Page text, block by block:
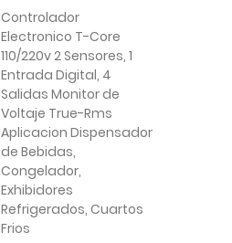
Controlador
Electronico T-Core
110/220v 2 Sensores, 1
Entrada Digital, 4
Salidas Monitor de
Voltaje True-Rms
Aplicacion Dispensador
de Bebidas,
Congelador,
Exhibidores
Refrigerados, Cuartos
Frios